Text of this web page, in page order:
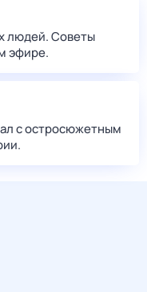
людей. Советы
эфире.
с остросюжетным